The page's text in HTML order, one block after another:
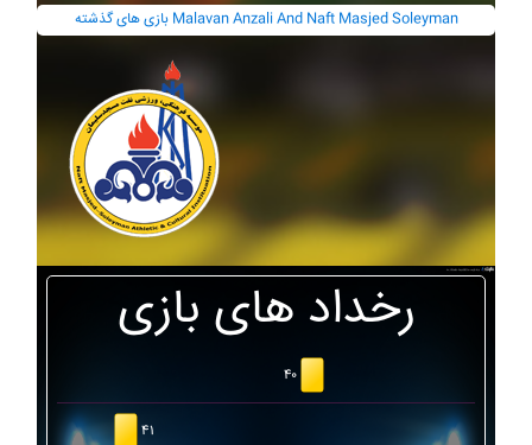
بازی های گذشته Malavan Anzali And Naft Masjed Soleyman
رخداد های بازی
۴۰
۴۱